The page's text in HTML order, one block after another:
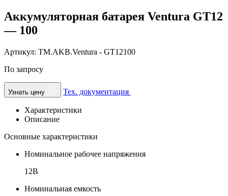
Аккумуляторная батарея Ventura GT12
— 100
Артикул: TM.AKB.Ventura - GT12100
По запросу
Узнать цену Тех. документация
Характеристики
Описание
Основные характеристики
Номинальное рабочее напряжения
12В
Номинальная емкость